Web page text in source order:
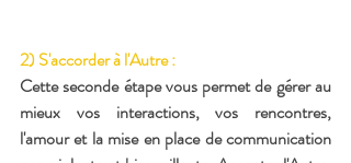
2) S'accorder à l'Autre :
Cette seconde étape vous permet de gérer au
mieux vos interactions, vos rencontres,
l'amour et la mise en place de communication